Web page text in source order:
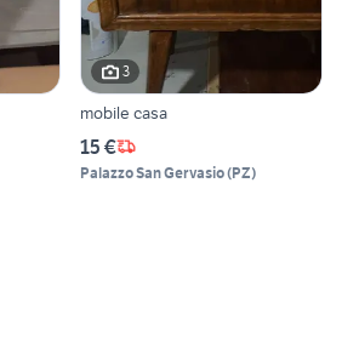
3
mobile casa
15 €
Palazzo San Gervasio(PZ)